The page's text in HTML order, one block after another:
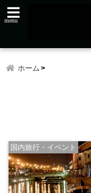
menu
ホーム
国内旅行・イベント